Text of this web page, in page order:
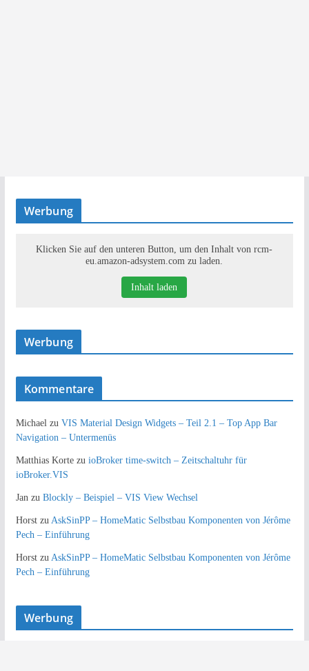
Werbung
Klicken Sie auf den unteren Button, um den Inhalt von rcm-
eu.amazon-adsystem.com zu laden.
Inhalt laden
Werbung
Kommentare
Michaelzu VIS Material Design Widgets – Teil 2.1 – Top App Bar
Navigation – Untermenüs
Matthias Kortezu ioBroker time-switch – Zeitschaltuhr für
ioBroker.VIS
Janzu Blockly – Beispiel – VIS View Wechsel
Horstzu AskSinPP – HomeMatic Selbstbau Komponenten von Jérôme
Pech – Einführung
Horstzu AskSinPP – HomeMatic Selbstbau Komponenten von Jérôme
Pech – Einführung
Werbung